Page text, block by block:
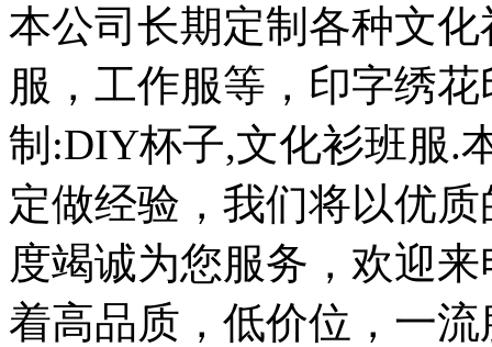
本公司长期定制各种文
服，工作服等，印字绣
制:DIY杯子,文化衫班服.
定做经验，我们将以优
度竭诚为您服务，欢迎
着高品质，低价位，一